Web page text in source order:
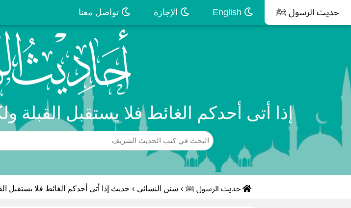
حديث الرسول ﷺ الإجازة تواصل معنا
إذا أتى أحدكم الغائط فلا يستقبل
حديث الرسول ﷺ › سنن النسائي › حديث إذا أتى أحدكم الغائط فلا يستقبل